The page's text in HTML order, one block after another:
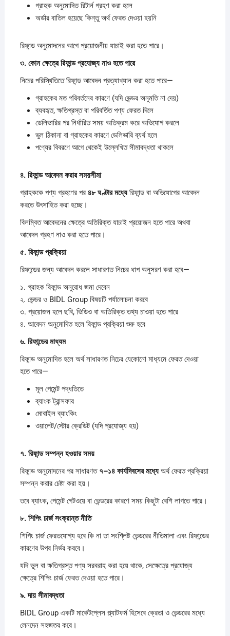
গ্রাহক অনুমোদিত রিটার্ন গ্রহণ করা হলে
অর্ডার বাতিল হয়েছে কিন্তু অর্থ ফেরত দেওয়া হয়নি
রিফান্ড অনুমোদনের আগে প্রয়োজনীয় যাচাই করা হতে পারে।
৩. কোনক্ষেত্রেরিফান্ডপ্রযোজ্যনাওহতেপারে
নিচের পরিস্থিতিতে রিফান্ড আবেদন প্রত্যাখ্যান করা হতে পারে—
গ্রাহকের মত পরিবর্তনের কারণে (যদি ভেন্ডর অনুমতি না দেয়)
ব্যবহৃত, ক্ষতিগ্রস্ত বা পরিবর্তিত পণ্য ফেরত দিলে
ডেলিভারির পর নির্ধারিত সময় অতিক্রম করে অভিযোগ করলে
ভুল ঠিকানা বা গ্রাহকের কারণে ডেলিভারি ব্যর্থ হলে
পণ্যের বিবরণে আগে থেকেই উল্লেখিত সীমাবদ্ধতা থাকলে
৪. রিফান্ডআবেদনকরারসময়সীমা
গ্রাহককে পণ্য গ্রহণের পর ৪৮ঘণ্টারমধ্যেরিফান্ড বা অভিযোগের আবেদন
করতে উৎসাহিত করা হচ্ছে।
বিলম্বিত আবেদনের ক্ষেত্রে অতিরিক্ত যাচাই প্রয়োজন হতে পারে অথবা
আবেদন গ্রহণ নাও করা হতে পারে।
৫. রিফান্ডপ্রক্রিয়া
রিফান্ডের জন্য আবেদন করলে সাধারণত নিচের ধাপ অনুসরণ করা হবে—
১. গ্রাহক রিফান্ড অনুরোধ জমা দেবেন
২. ভেন্ডর ও BIDL Group বিষয়টি পর্যালোচনা করবে
৩. প্রয়োজন হলে ছবি, ভিডিও বা অতিরিক্ত তথ্য চাওয়া হতে পারে
৪. আবেদন অনুমোদিত হলে রিফান্ড প্রক্রিয়া শুরু হবে
৬. রিফান্ডেরমাধ্যম
রিফান্ড অনুমোদিত হলে অর্থ সাধারণত নিচের যেকোনো মাধ্যমে ফেরত দেওয়া
হতে পারে—
মূল পেমেন্ট পদ্ধতিতে
ব্যাংক ট্রান্সফার
মোবাইল ব্যাংকিং
ওয়ালেট/স্টোর ক্রেডিট (যদি প্রযোজ্য হয়)
৭. রিফান্ডসম্পন্নহওয়ারসময়
রিফান্ড অনুমোদনের পর সাধারণত ৭–১৪ কার্যদিবসেরমধ্যেঅর্থ ফেরত প্রক্রিয়া
সম্পন্ন করার চেষ্টা করা হয়।
তবে ব্যাংক, পেমেন্ট গেটওয়ে বা ভেন্ডরের কারণে সময় কিছুটা বেশি লাগতে পারে।
৮. শিপিং চার্জসংক্রান্তনীতি
শিপিং চার্জ ফেরতযোগ্য হবে কি না তা সংশ্লিষ্ট ভেন্ডরের নীতিমালা এবং রিফান্ডের
কারণের উপর নির্ভর করবে।
যদি ভুল বা ক্ষতিগ্রস্ত পণ্য সরবরাহ করা হয়ে থাকে, সেক্ষেত্রে প্রযোজ্য
ক্ষেত্রে শিপিং চার্জ ফেরত দেওয়া হতে পারে।
৯.দায়সীমাবদ্ধতা
BIDL Group একটি মার্কেটপ্লেস প্ল্যাটফর্ম হিসেবে ক্রেতা ও ভেন্ডরের মধ্যে
লেনদেন সহজতর করে।